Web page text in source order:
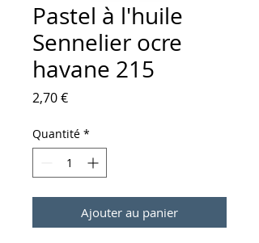
Pastel à l'huile
Sennelier ocre
havane 215
2,70 €Prix
Quantité *
Ajouter au panier